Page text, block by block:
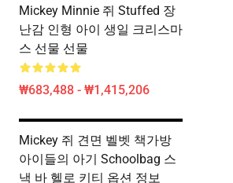
Mickey Minnie 쥐 Stuffed 장
난감 인형 아이 생일 크리스마
스 선물 선물
₩683,488 - ₩1,415,206
Mickey 쥐 견면 벨벳 책가방
아이들의 아기 Schoolbag 스
낵 바 헬로 키티 옵션 정보